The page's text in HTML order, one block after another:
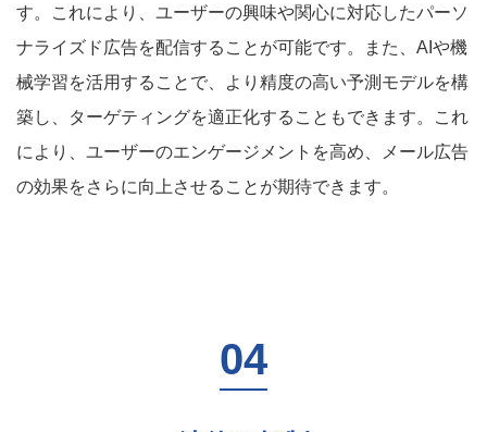
す。これにより、ユーザーの興味や関心に対応したパーソ
ナライズド広告を配信することが可能です。また、AIや機
械学習を活用することで、より精度の高い予測モデルを構
築し、ターゲティングを適正化することもできます。これ
により、ユーザーのエンゲージメントを高め、メール広告
の効果をさらに向上させることが期待できます。